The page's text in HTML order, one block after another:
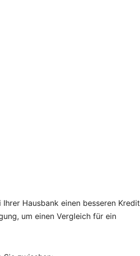
Hausbank einen besseren Kredit
um einen Vergleich für ein